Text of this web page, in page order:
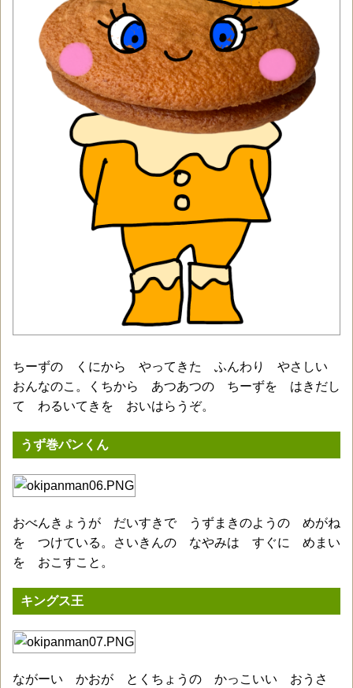
ちーずの くにから やってきた ふんわり やさしい
おんなのこ。くちから あつあつの ちーずを はきだし
て わるいてきを おいはらうぞ。
うず巻パンくん
おべんきょうが だいすきで うずまきのようの めがね
を つけている。さいきんの なやみは すぐに めまい
を おこすこと。
キングス王
ながーい かおが とくちょうの かっこいい おうさ